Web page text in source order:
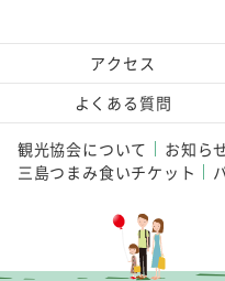
アクセス
よくある質問
観光協会について お知ら
三島つまみ食いチケット